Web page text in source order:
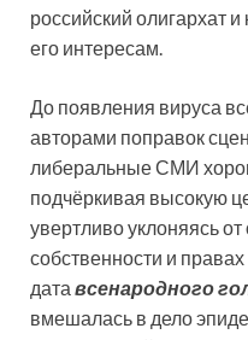
российский олигархат
его интересам.
До появления вируса
авторами поправок
либеральные СМИ
подчёркивая высокую
увертливо уклоняясь
собственности и
дата всенародного
вмешалась в дело